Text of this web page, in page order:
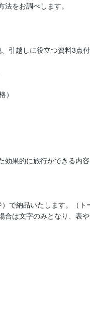
をお調べします。
引越しに役立つ資料3点付
）
効果的に旅行ができる内
で納品いたします。（ト
合は文字のみとなり、表